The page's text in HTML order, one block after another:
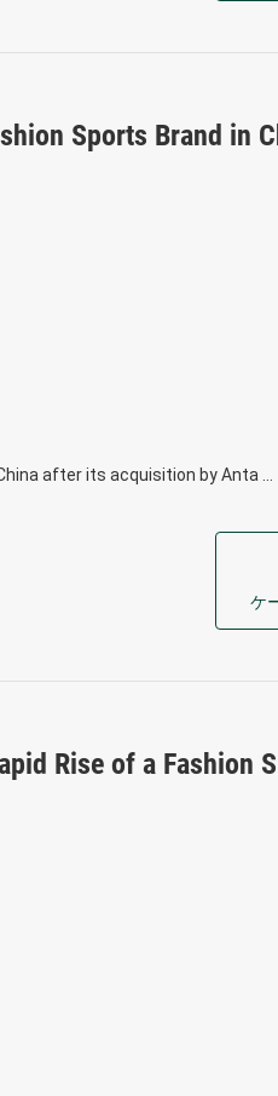
Sports Brand in
after its acquisition by Anta …
ケ
Rise of a Fashion